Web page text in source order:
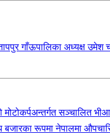
गाँऊपालिका अध्यक्ष उमेश
मोटोकर्पअन्तर्गत सञ्चालित
बजारका रूपमा नेपालमा